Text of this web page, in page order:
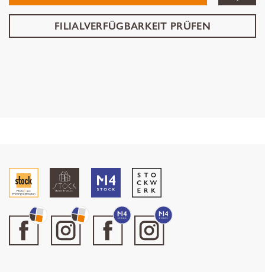
FILIALVERFÜGBARKEIT PRÜFEN